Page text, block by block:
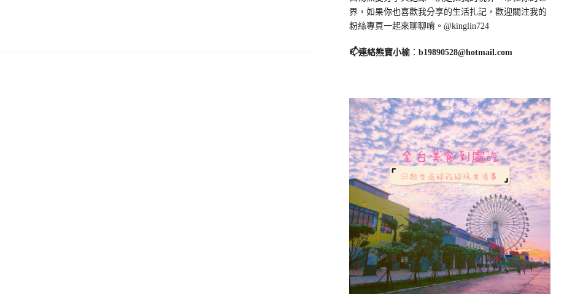
界，如果你也喜歡我分享的生活扎記，歡迎關注我的
粉絲專頁一起來聊聊唷。@kinglin724
📫連絡熊寶小榆： b19890528@hotmail.com